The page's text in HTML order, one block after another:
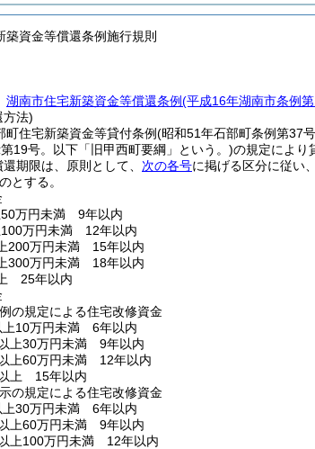
築資金等償還条例施行規則
湖南市住宅新築資金等償還条例(平成16年湖南市条例
方法)
町住宅新築資金等貸付条例(昭和51年石部町条例第37
19号。以下「旧甲西町要綱」という。)の規定により
期限は、原則として、 次の各号に掲げる区分に従い
とする。
50万円未満 9年以内
100万円未満 12年以内
200万円未満 15年以内
300万円未満 18年以内
25年以内
の規定による住宅改修資金
上10万円未満 6年以内
上30万円未満 9年以内
上60万円未満 12年以内
上 15年以内
の規定による住宅改修資金
上30万円未満 6年以内
上60万円未満 9年以内
上100万円未満 12年以内